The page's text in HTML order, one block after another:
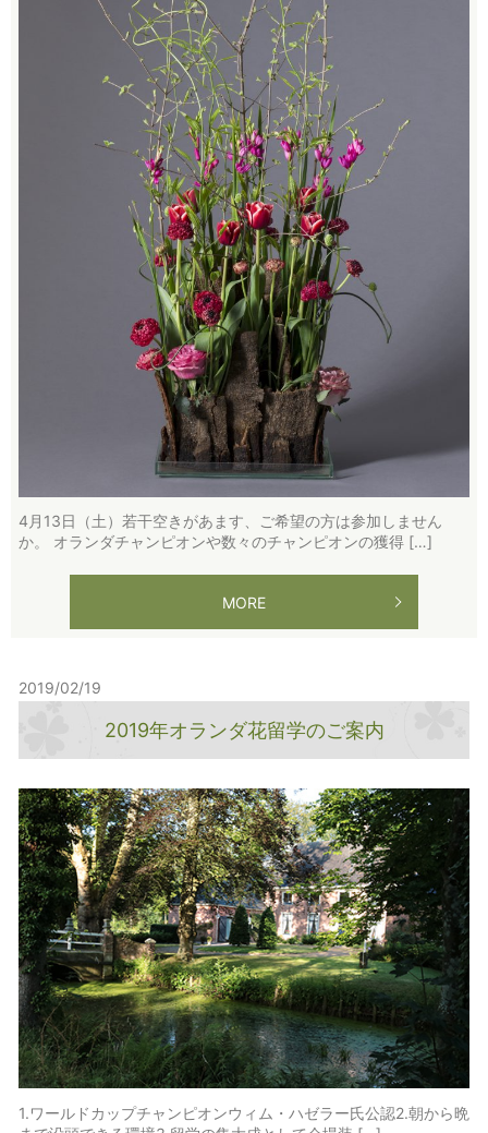
4月13日（土）若干空きがあます、ご希望の方は参加しません
か。 オランダチャンピオンや数々のチャンピオンの獲得 […]
MORE
2019/02/19
2019年オランダ花留学のご案内
1.ワールドカップチャンピオンウィム・ハゼラー氏公認2.朝から晩